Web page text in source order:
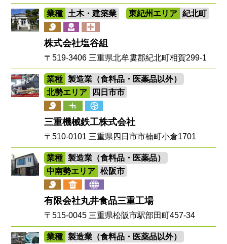
業種 土木・建築業 東紀州エリア 紀北町
株式会社塩谷組
〒519-3406 三重県北牟婁郡紀北町相賀299-1
業種
製造業（食料品・医薬品以外）
北勢エリア
四日市市
三重機械鉄工株式会社
〒510-0101 三重県四日市市楠町小倉1701
業種
製造業（食料品・医薬品）
中南勢エリア
松阪市
有限会社丸井食品三重工場
〒515-0045 三重県松阪市駅部田町457-34
業種
製造業（食料品・医薬品以外）